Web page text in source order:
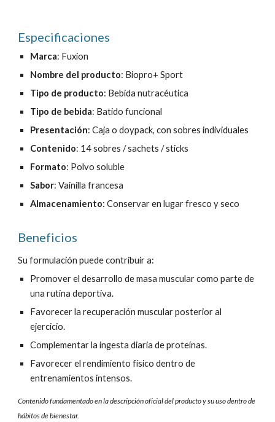
Especificaciones
Marca: Fuxion
Nombre del producto: Biopro+ Sport
Tipo de producto: Bebida nutracéutica
Tipo de bebida: Batido funcional
Presentación: Caja o doypack, con sobres individuales
Contenido: 14sobres / sachets / sticks
Formato: Polvo soluble
Sabor:Vainilla francesa
Almacenamiento: Conservar en lugar fresco y seco
Beneficios
Su formulación puede contribuir a:
Promover el desarrollo de masa muscular como parte de
una rutina deportiva.
Favorecer la recuperación muscular posterior al
ejercicio.
Complementar la ingesta diaria de proteínas.
Favorecer el rendimiento físico dentro de
entrenamientos intensos.
Contenido fundamentado en la descripción oficial del producto y su uso dentro de
hábitos de bienestar.